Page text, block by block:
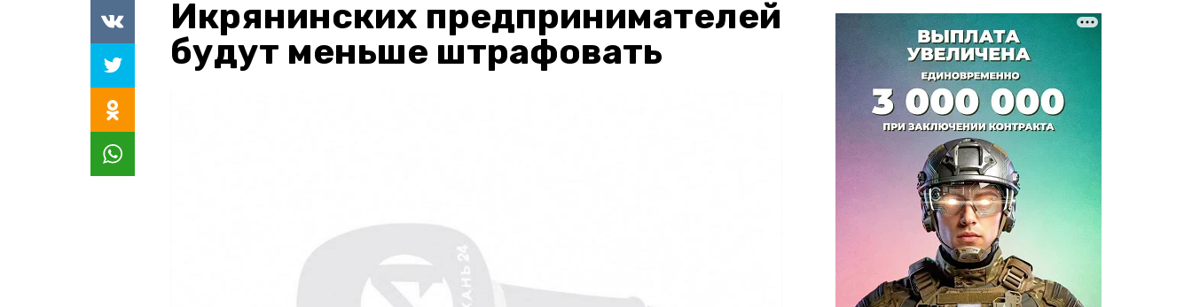
Икрянинских предпринимателей
будут меньше штрафовать